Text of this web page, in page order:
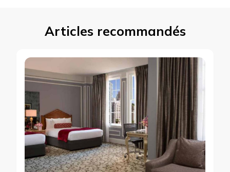
Articles recommandés